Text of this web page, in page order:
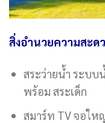
สิ่งอำนวยความสะด
สระว่ายน้ำ ระบบ
พร้อม สระเด็ก
สมาร์ท TV จอให